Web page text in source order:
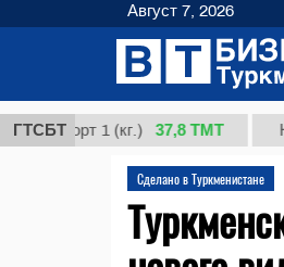
ГТСБТ
1 (кг.) 37,8 ТМТ
Сделано в Туркменистане
Август 7, 2026